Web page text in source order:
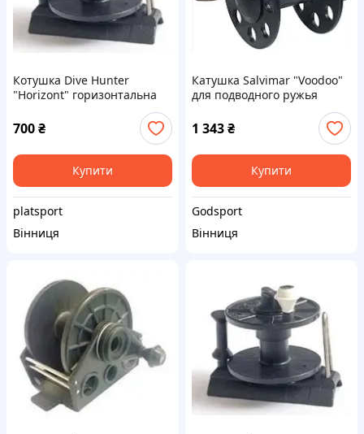
Котушка Dive Hunter
"Horizont" горизонтальна
підводного полювання
700₴
Купити
platsport
Вінниця
Катушка Salvimar "Voodoo"
для подводного ружья
1 343₴
Купити
Godsport
Вінниця